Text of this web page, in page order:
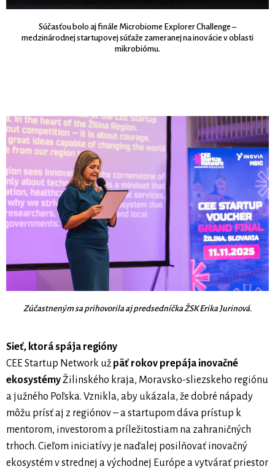
Súčasťou bolo aj finále Microbiome Explorer Challenge –
medzinárodnej startupovej súťaže zameranej na inovácie v oblasti
mikrobiómu.
Zúčastneným sa prihovorila aj predsedníčka ŽSK Erika Jurinová.
Sieť, ktorá spája regióny
CEE Startup Network už päť rokov prepája inovačné
ekosystémyŽilinského kraja, Moravsko-sliezskeho regiónu
a južného Poľska. Vznikla, aby ukázala, že dobré nápady
môžu prísť aj z regiónov – a startupom dáva prístup k
mentorom, investorom a príležitostiam na zahraničných
trhoch. Cieľom iniciatívy je naďalej posilňovať inovačný
ekosystém v strednej a východnej Európe a vytvárať priestor